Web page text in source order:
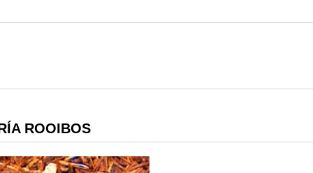
ROOIBOS